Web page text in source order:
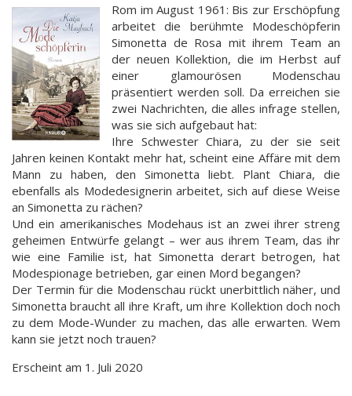
Rom im August 1961: Bis zur Erschöpfung
arbeitet die berühmte Modeschöpferin
Simonetta de Rosa mit ihrem Team an
der neuen Kollektion, die im Herbst auf
einer glamourösen Modenschau
präsentiert werden soll. Da erreichen sie
zwei Nachrichten, die alles infrage stellen,
was sie sich aufgebaut hat:
Ihre Schwester Chiara, zu der sie seit
Jahren keinen Kontakt mehr hat, scheint eine Affäre mit dem
Mann zu haben, den Simonetta liebt. Plant Chiara, die
ebenfalls als Modedesignerin arbeitet, sich auf diese Weise
an Simonetta zu rächen?
Und ein amerikanisches Modehaus ist an zwei ihrer streng
geheimen Entwürfe gelangt – wer aus ihrem Team, das ihr
wie eine Familie ist, hat Simonetta derart betrogen, hat
Modespionage betrieben, gar einen Mord begangen?
Der Termin für die Modenschau rückt unerbittlich näher, und
Simonetta braucht all ihre Kraft, um ihre Kollektion doch noch
zu dem Mode-Wunder zu machen, das alle erwarten. Wem
kann sie jetzt noch trauen?
Erscheint am 1. Juli 2020